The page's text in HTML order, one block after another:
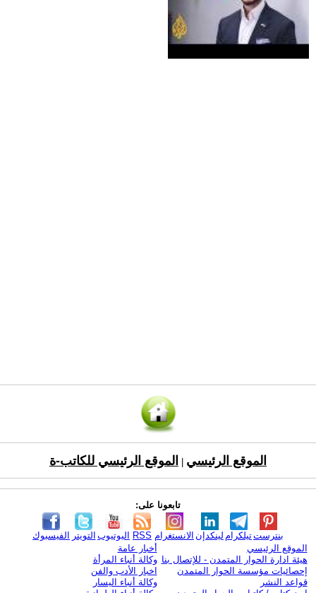
الموقع الرئيسي الموقع الرئيسي للكاتب-ة
تابعونا على:
الفيسبوك التويتر اليوتيوب RSS الانستغرام لينكدإن تيلكرامبنترست
الموقع الرئيسي
هيئة ادارة الحوار المتمدن - للإتصال بنا
إحصائيات مؤسسة الحوار المتمدن
قواعد النشر
أخبار عامة
وكالة أنباء المرأة
اخبار الأدب والفن
وكالة أنباء اليسار